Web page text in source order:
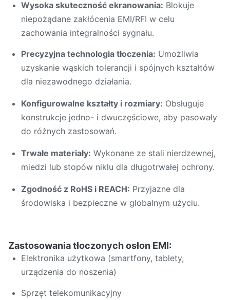
Tolerancja: ±0,02 mm
produkcji:
Szybkie tłoczenie i
formowanie
Wysoka skuteczność ekranowania: Blokuje
niepożądane zakłócenia EMI/RFI w celu
zachowania integralności sygnału.
Precyzyjna technologia tłoczenia: Umożliwia
uzyskanie wąskich tolerancji i spójnych kształtów
dla niezawodnego działania.
Konfigurowalne kształty i rozmiary: Obsługuje
konstrukcje jedno- i dwuczęściowe, aby pasowały
do różnych zastosowań.
Trwałe materiały: Wykonane ze stali nierdzewnej,
miedzi lub stopów niklu dla długotrwałej ochrony.
Zgodność z RoHS i REACH: Przyjazne dla
środowiska i bezpieczne w globalnym użyciu.
Zastosowania tłoczonych osłon EMI:
Elektronika użytkowa (smartfony, tablety,
urządzenia do noszenia)
Sprzęt telekomunikacyjny